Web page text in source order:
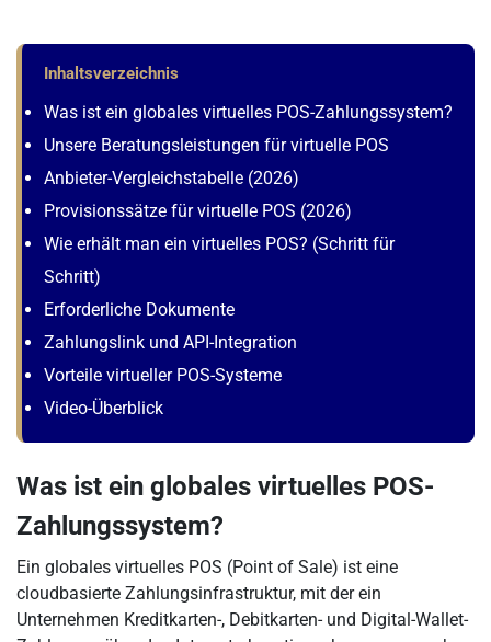
Inhaltsverzeichnis
Was ist ein globales virtuelles POS-Zahlungssystem?
Unsere Beratungsleistungen für virtuelle POS
Anbieter-Vergleichstabelle (2026)
Provisionssätze für virtuelle POS (2026)
Wie erhält man ein virtuelles POS? (Schritt für
Schritt)
Erforderliche Dokumente
Zahlungslink und API-Integration
Vorteile virtueller POS-Systeme
Video-Überblick
Was ist ein globales virtuelles POS-
Zahlungssystem?
Ein globales virtuelles POS (Point of Sale) ist eine
cloudbasierte Zahlungsinfrastruktur, mit der ein
Unternehmen Kreditkarten-, Debitkarten- und Digital-Wallet-